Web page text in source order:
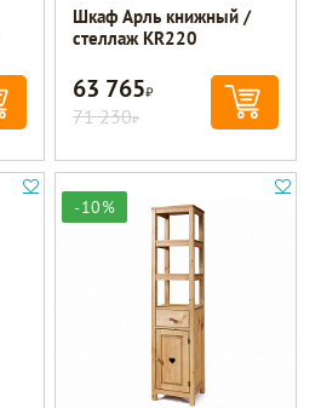
Шкаф Арль книжный /
стеллаж KR220
63 765Р
71 230Р
-10%